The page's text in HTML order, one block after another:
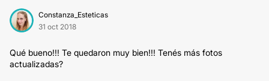
Constanza_Esteticas
31 oct 2018
Qué bueno!!! Te quedaron muy bien!!! Tenés más fotos
actualizadas?